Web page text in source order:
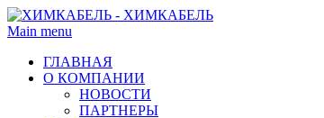
Main menu
ГЛАВНАЯ
О КОМПАНИИ
НОВОСТИ
ПАРТНЕРЫ